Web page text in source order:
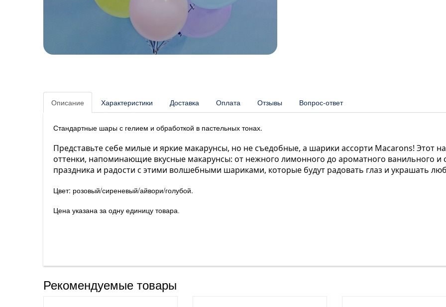
Описание Характеристики Доставка Оплата Отзывы Вопрос-ответ
Стандартные шары с гелием и обработкой в пастельных тонах.
Представьте себе милые и яркие макарунсы, но не съедобные, а шарики ассорти Macarons! Этот
оттенки, напоминающие вкусные макарунсы: от нежного лимонного до ароматного ванильного и
праздника и радости с этими волшебными шариками, которые будут радовать глаз и украшать
Цвет: розовый/сиреневый/айвори/голубой.
Цена указана за одну единицу товара.
Рекомендуемые товары